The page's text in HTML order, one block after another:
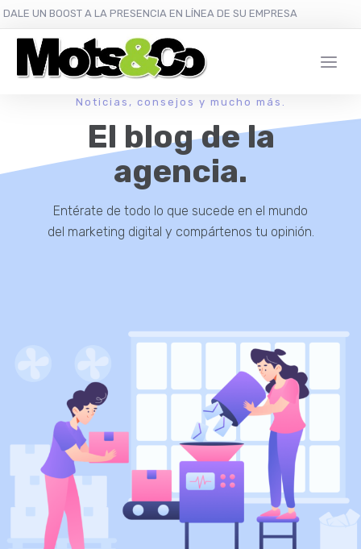
DALE UN BOOST A LA PRESENCIA EN LÍNEA DE SU EMPRESA
Noticias, consejos y mucho más.
El blog de la
agencia.
Entérate de todo lo que sucede en el mundo
del marketing digital y compártenos tu opinión.